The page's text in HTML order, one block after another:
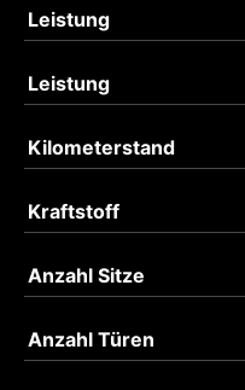
Leistung
Leistung
Kilometerstand
Kraftstoff
Anzahl Sitze
Anzahl Türen